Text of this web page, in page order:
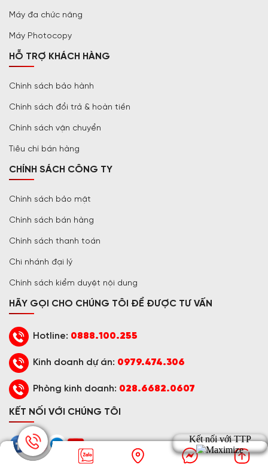
Máy đa chức năng
Máy Photocopy
HỖ TRỢ KHÁCH HÀNG
Chính sách bảo hành
Chính sách đổi trả & hoàn tiền
Chính sách vận chuyển
Tiêu chí bán hàng
CHÍNH SÁCH CÔNG TY
Chính sách bảo mật
Chính sách bán hàng
Chính sách thanh toán
Chi nhánh đại lý
Chính sách kiểm duyệt nội dung
HÃY GỌI CHO CHÚNG TÔI ĐỂ ĐƯỢC TƯ VẤN
Hotline: 0888.100.255
Kinh doanh dự án: 0979.474.306
Phòng kinh doanh: 028.6682.0607
KẾT NỐI VỚI CHÚNG TÔI